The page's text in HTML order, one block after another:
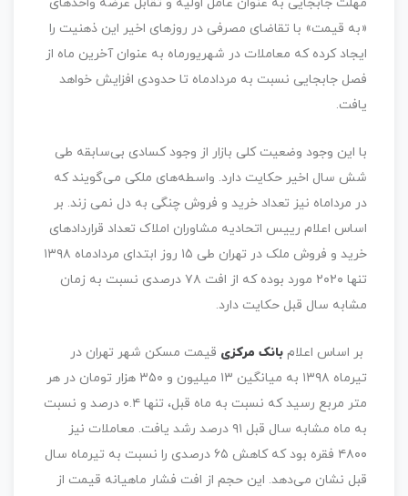
مهلت جابجایی به عنوان عامل اولیه و تقابل عرضه واحدهای
«به قیمت» با تقاضای مصرفی در روزهای اخیر این ذهنیت را
ایجاد کرده که معاملات در شهریورماه به عنوان آخرین ماه از
فصل جابجایی نسبت به مردادماه تا حدودی افزایش خواهد
یافت.
با این وجود وضعیت کلی بازار از وجود کسادی بی‌سابقه طی
شش سال اخیر حکایت دارد. واسطه‌های ملکی می‌گویند که
در مرداماه نیز تعداد خرید و فروش چنگی به دل نمی زند. بر
اساس اعلام رییس اتحادیه مشاوران املاک تعداد قراردادهای
خرید و فروش ملک در تهران طی ۱۵ روز ابتدای مردادماه ۱۳۹۸
تنها ۲۰۲۰ مورد بوده که از افت ۷۸ درصدی نسبت به زمان
مشابه سال قبل حکایت دارد.
بر اساس اعلام بانک مرکزی قیمت مسکن شهر تهران در
تیرماه ۱۳۹۸ به میانگین ۱۳ میلیون و ۳۵۰ هزار تومان در هر
متر مربع رسید که نسبت به ماه قبل، تنها ۰.۴ درصد و نسبت
به ماه مشابه سال قبل ۹۱ درصد رشد یافت. معاملات نیز
۴۸۰۰ فقره بود که کاهش ۶۵ درصدی را نسبت به تیرماه سال
قبل نشان می‌دهد. این حجم از افت فشار ماهیانه قیمت از